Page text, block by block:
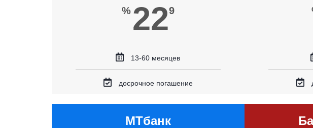
% 229
13-60 месяцев
досрочное погашение
МТбанк